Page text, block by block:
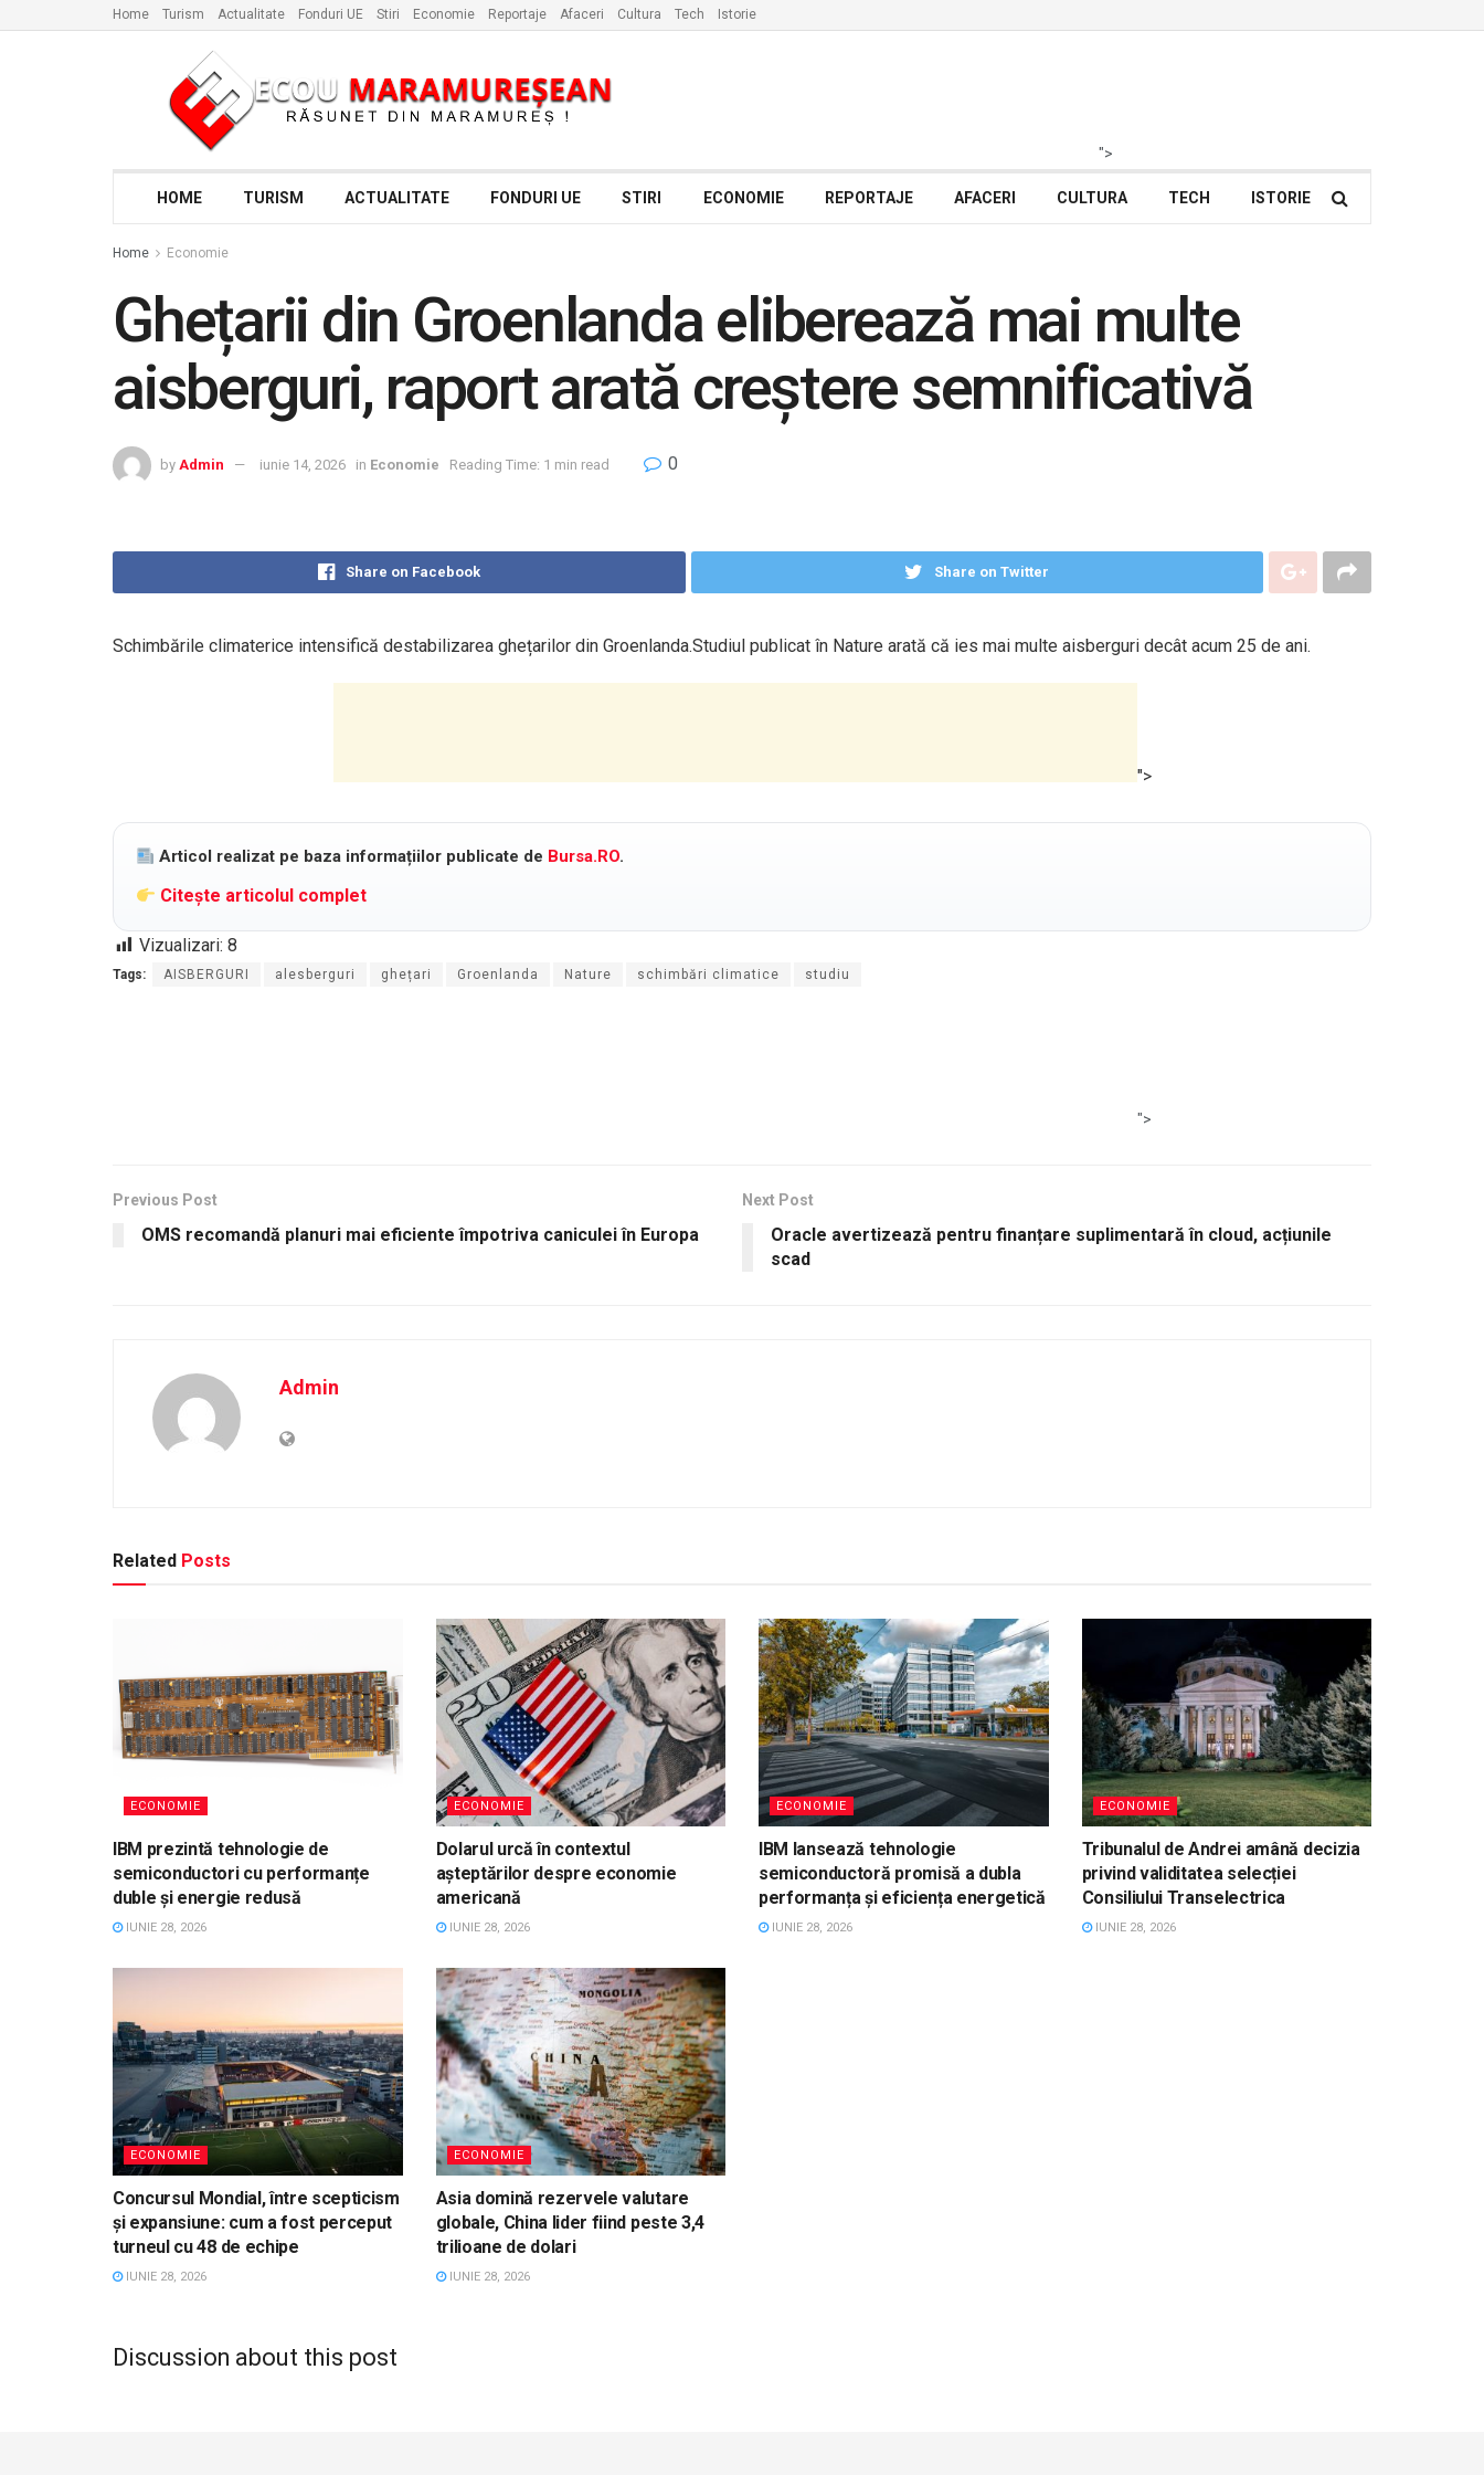
Home Turism Actualitate Fonduri UE Stiri Economie Reportaje Afaceri Cultura Tech Istorie
">
HOME TURISM ACTUALITATE FONDURI UE STIRI ECONOMIE REPORTAJE AFACERI CULTURA TECH ISTORIE
Home Economie
Ghețarii din Groenlanda eliberează mai multe
aisberguri, raport arată creștere semnificativă
by Admin iunie 14, 2026 in Economie Reading Time: 1 min read 0
Share on Facebook Share on Twitter
Schimbările climaterice intensifică destabilizarea ghețarilor din Groenlanda.Studiul publicat în Nature arată că ies mai multe aisberguri decât acum 25 de ani.
">
Articol realizat pe baza informațiilor publicate de Bursa.RO.
Citește articolul complet
Vizualizari: 8
Tags: AISBERGURI alesberguri ghețari Groenlanda Nature schimbări climatice studiu
">
Previous Post
OMS recomandă planuri mai eficiente împotriva caniculei în Europa
Next Post
Oracle avertizează pentru finanțare suplimentară în cloud, acțiunile
scad
Admin
Related Posts
ECONOMIE
IBM prezintă tehnologie de
semiconductori cu performanțe
duble și energie redusă
IUNIE 28, 2026
ECONOMIE
Dolarul urcă în contextul
așteptărilor despre economie
americană
IUNIE 28, 2026
ECONOMIE
IBM lansează tehnologie
semiconductoră promisă a dubla
performanța și eficiența energetică
IUNIE 28, 2026
ECONOMIE
Tribunalul de Andrei amână decizia
privind validitatea selecției
Consiliului Transelectrica
IUNIE 28, 2026
ECONOMIE
Concursul Mondial, între scepticism
și expansiune: cum a fost perceput
turneul cu 48 de echipe
IUNIE 28, 2026
ECONOMIE
Asia domină rezervele valutare
globale, China lider fiind peste 3,4
trilioane de dolari
IUNIE 28, 2026
Discussion about this post